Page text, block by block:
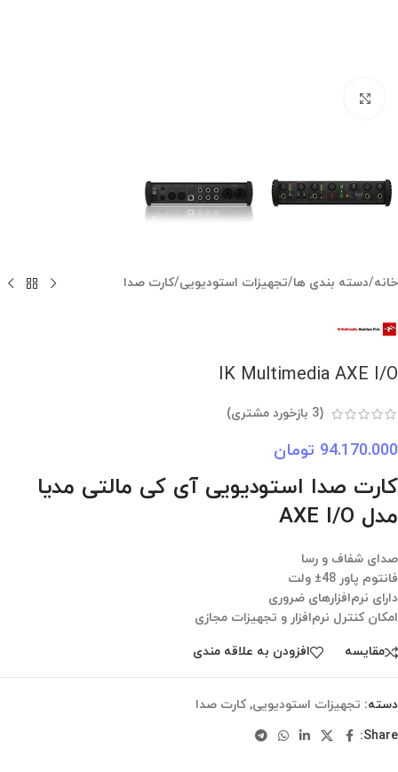
خانه/دسته بندی ها/تجهیزات استودیویی/کارت صدا
IK Multimedia AXE I/O
(
3 بازخورد مشتری)
94.170.000 تومان
کارت صدا استودیویی آی کی مالتی مدیا
مدل AXE I/O
صدای شفاف و رسا
فانتوم پاور 48± ولت
دارای نرم‌افزارهای ضروری
امکان کنترل نرم‌افزار و تجهیزات مجازی
مقایسه افزودن به علاقه مندی
دسته: تجهیزات استودیویی, کارت صدا
Share: